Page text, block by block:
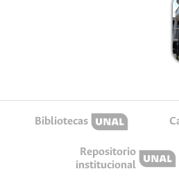
Bibliotecas
Repositorio
institucional